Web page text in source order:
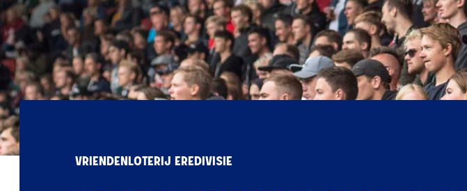
VRIENDENLOTERIJ EREDIVISIE